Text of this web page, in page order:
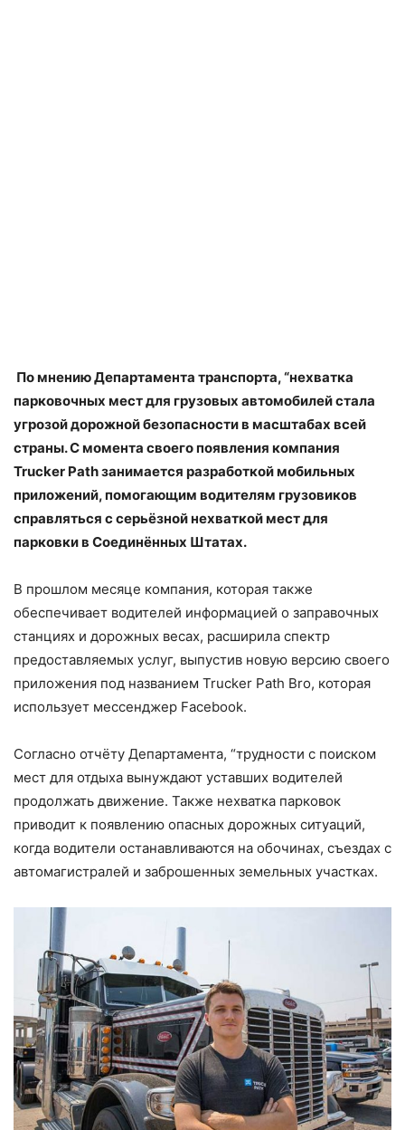
По мнению Департамента транспорта, “нехватка
парковочных мест для грузовых автомобилей стала
угрозой дорожной безопасности в масштабах всей
страны. С момента своего появления компания
Trucker Path занимается разработкой мобильных
приложений, помогающим водителям грузовиков
справляться с серьёзной нехваткой мест для
парковки в Соединённых Штатах.
В прошлом месяце компания, которая также
обеспечивает водителей информацией о заправочных
станциях и дорожных весах, расширила спектр
предоставляемых услуг, выпустив новую версию своего
приложения под названием Trucker Path Bro, которая
использует мессенджер Facebook.
Согласно отчёту Департамента, “трудности с поиском
мест для отдыха вынуждают уставших водителей
продолжать движение. Также нехватка парковок
приводит к появлению опасных дорожных ситуаций,
когда водители останавливаются на обочинах, съездах с
автомагистралей и заброшенных земельных участках.